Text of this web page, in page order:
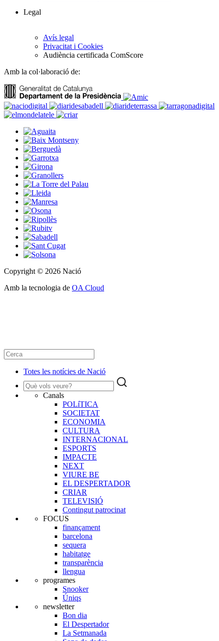
Legal
Avís legal
Privacitat i Cookies
Audiència certificada ComScore
Amb la col·laboració de:
Copyright © 2026 Nació
Amb la tecnologia de OA Cloud
Totes les notícies de Nació
Canals
POLíTICA
SOCIETAT
ECONOMIA
CULTURA
INTERNACIONAL
ESPORTS
IMPACTE
NEXT
VIURE BE
EL DESPERTADOR
CRIAR
TELEVISIÓ
Contingut patrocinat
FOCUS
finançament
barcelona
sequera
habitatge
transparència
llengua
programes
Snooker
Úniqs
newsletter
Bon dia
El Despertador
La Setmanada